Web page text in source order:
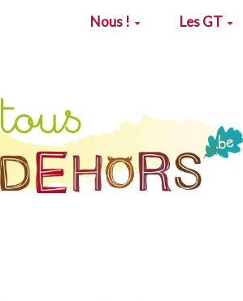
Nous ! Les GT